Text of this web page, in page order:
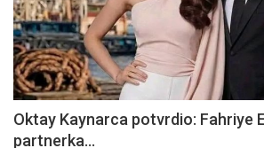
Oktay Kaynarca potvrdio: Fahriye
partnerka...